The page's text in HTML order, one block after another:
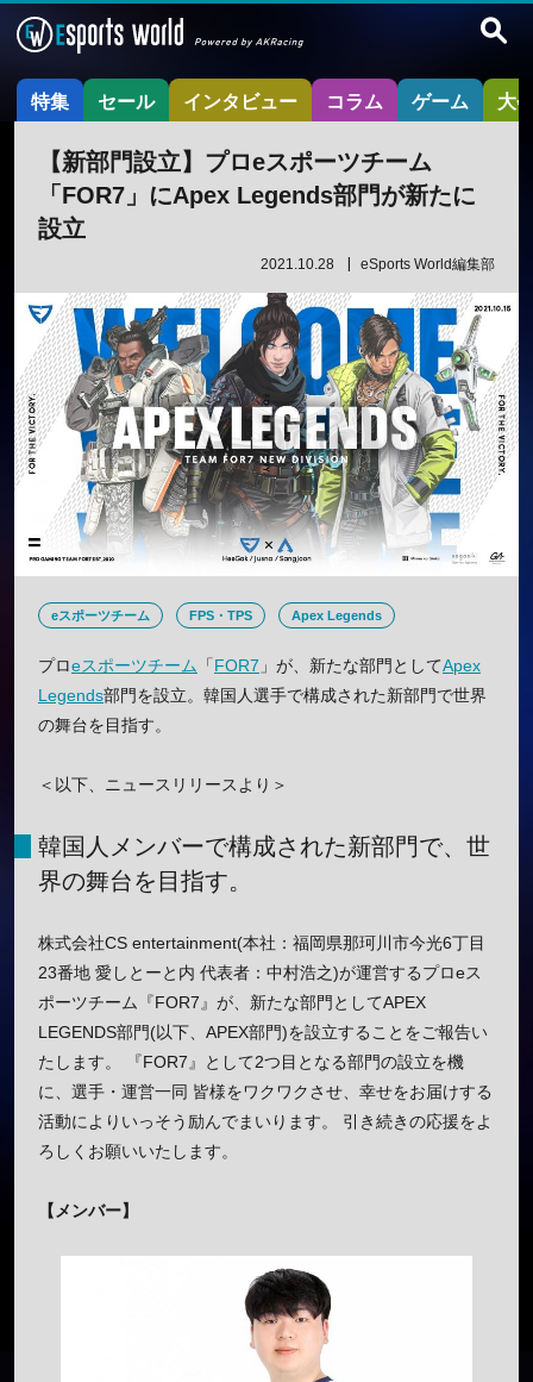
特集 セール インタビュー コラム ゲーム 大
【新部門設立】プロeスポーツチーム
「FOR7」にApex Legends部門が新たに
設立
2021.10.28 eSports World編集部
eスポーツチーム FPS・TPS Apex Legends
プロeスポーツチーム 「FOR7 」が、新たな部門としてApex
Legends部門を設立。韓国人選手で構成された新部門で世界
の舞台を目指す。
＜以下、ニュースリリースより＞
韓国人メンバーで構成された新部門で、世
界の舞台を目指す。
株式会社CS entertainment(本社：福岡県那珂川市今光6丁目
23番地 愛しとーと内 代表者：中村浩之)が運営するプロeス
ポーツチーム『FOR7』が、新たな部門としてAPEX
LEGENDS部門(以下、APEX部門)を設立することをご報告い
たします。 『FOR7』として2つ目となる部門の設立を機
に、選手・運営一同 皆様をワクワクさせ、幸せをお届けする
活動によりいっそう励んでまいります。 引き続きの応援をよ
ろしくお願いいたします。
【メンバー】